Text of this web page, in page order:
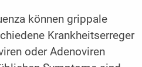
können grippale
Krankheitserreger
oder Adenoviren